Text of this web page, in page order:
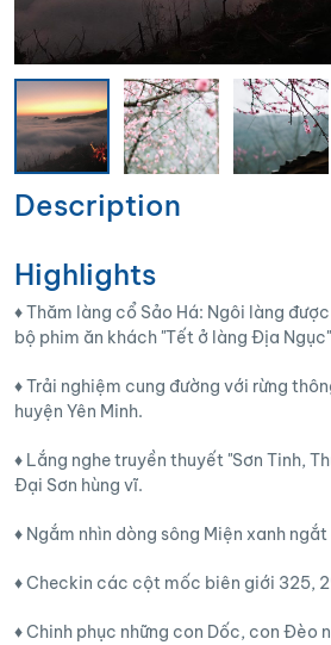
Description
Highlights
♦️ Thăm làng cổ Sảo Há: Ngôi làng
bộ phim ăn khách "Tết ở làng Địa Ngục"
♦️ Trải nghiệm cung đường với rừng
huyện Yên Minh.
♦️ Lắng nghe truyền thuyết "Sơn Tinh,
Đại Sơn hùng vĩ.
♦️ Ngắm nhìn dòng sông Miện xanh
♦️ Checkin các cột mốc biên giới 325,
♦️ Chinh phục những con Dốc, con Đèo